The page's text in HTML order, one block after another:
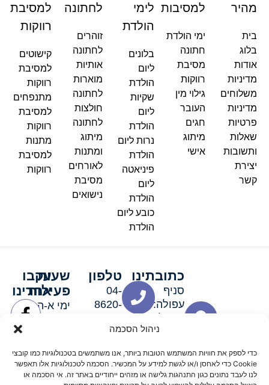
ניהול הסכמה
כדי לספק את חוויות המשתמש הטובות ביותר, אנו משתמשים בטכנולוגיות כמו קובצי
Cookie כדי לאחסן ו/או לגשת למידע על המכשיר. הסכמה לטכנולוגיות אלו תאפשר
לנו לעבד נתונים כגון התנהגות גלישה או מזהים ייחודיים באתר זה. אי הסכמה או
מהיר
בית
בלוג
אודות
מדיניות
משלוחים
מדיניות
פרטיות
שאלות
ותשובות
יצירת
קשר
למסיבות
ימי הולדת
חתונה
מסיבת
רווקות
גילוי מין
העובר
חגים
מיתוג
אישי
לימי
הולדת
בלונים
ליום
הולדת
שקיות
ליום
הולדת
נרות ליום
הולדת
פיניאטה
ליום
הולדת
כובע ליום
הולדת
לחתונה
זוהרים
לחתונה
אותיות
מוארות
לחתונה
חולצות
לחתונה
מיתוג
ומתנות
לאורחים
מסיבת
נישואים
למסיבת
רווקות
קישוטים
למסיבת
רווקות
מתנפחים
למסיבת
רווקות
מתנות
למסיבת
רווקות
כתובתינו
סניף
עפולה:
סניף מגדל
האלה 19
טלפון
04-
8620-
שעות
פעילות
ימי א-ה:
ימי שישי
וערבי חג:
8:30-
עקבו
אחרינו